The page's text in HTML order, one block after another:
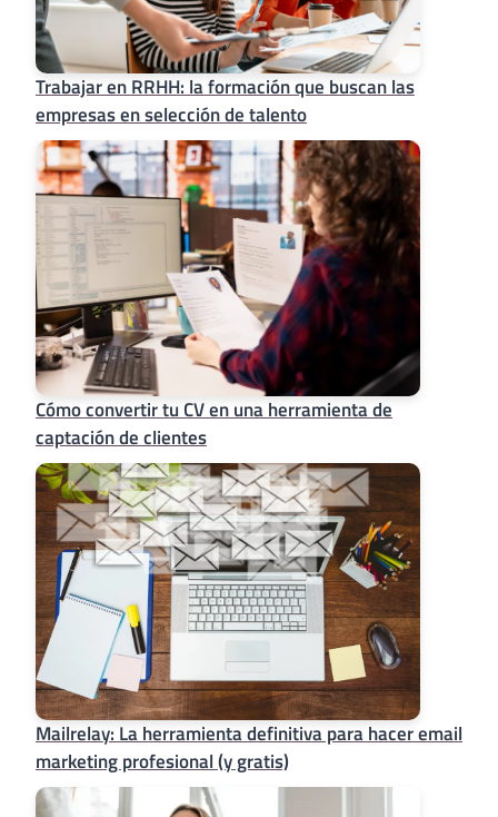
Trabajar en RRHH: la formación que buscan las
empresas en selección de talento
Cómo convertir tu CV en una herramienta de
captación de clientes
Mailrelay: La herramienta definitiva para hacer email
marketing profesional (y gratis)